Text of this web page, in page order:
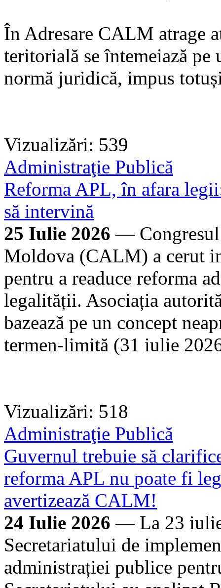
În Adresare CALM atrage
teritorială se întemeiază
normă juridică, impus
Vizualizări: 539
Administraţie Publică
Reforma APL, în afara
să intervină
25 Iulie 2026 —
Moldova (CALM) a cerut
pentru a readuce reforma
legalității. Asociația
bazează pe un concept
termen-limită (31 iulie
Vizualizări: 518
Administraţie Publică
Guvernul trebuie să
reforma APL nu poate fi
avertizează CALM!
24 Iulie 2026 — La 23
Secretariatului de
administrației publice